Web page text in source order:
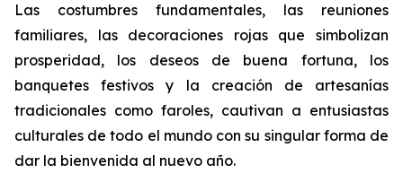
Las costumbres fundamentales, las reuniones
familiares, las decoraciones rojas que simbolizan
prosperidad, los deseos de buena fortuna, los
banquetes festivos y la creación de artesanías
tradicionales como faroles, cautivan a entusiastas
culturales de todo el mundo con su singular forma de
dar la bienvenida al nuevo año.